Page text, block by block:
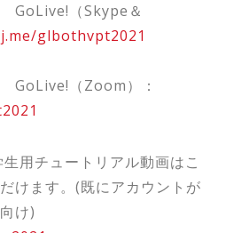
GoLive!（Skype＆
glbothvpt2021
GoLive!（Zoom）：
用チュートリアル動画はこ
けます。(既にアカウントが
け)